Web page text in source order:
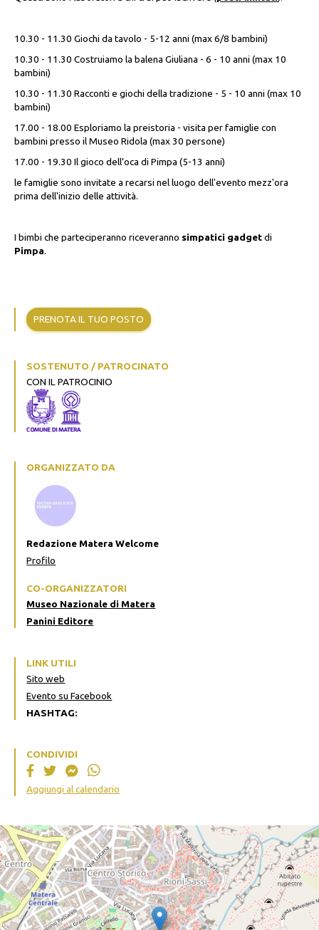
10.30 - 11.30 Giochi da tavolo - 5-12 anni (max 6/8 bambini)
10.30 - 11.30 Costruiamo la balena Giuliana - 6 - 10 anni (max 10
bambini)
10.30 - 11.30 Racconti e giochi della tradizione - 5 - 10 anni (max 10
bambini)
17.00 - 18.00 Esploriamo la preistoria - visita per famiglie con
bambini presso il Museo Ridola (max 30 persone)
17.00 - 19.30 Il gioco dell’oca di Pimpa (5-13 anni)
le famiglie sono invitate a recarsi nel luogo dell'evento mezz'ora
prima dell'inizio delle attività.
I bimbi che parteciperanno riceveranno simpatici gadgetdi
Pimpa.
PRENOTA IL TUO POSTO
SOSTENUTO / PATROCINATO
CON IL PATROCINIO
ORGANIZZATO DA
Redazione Matera Welcome
Profilo
CO-ORGANIZZATORI
Museo Nazionale di Matera
Panini Editore
LINK UTILI
Sito web
Evento su Facebook
HASHTAG:
CONDIVIDI
Aggiungi al calendario